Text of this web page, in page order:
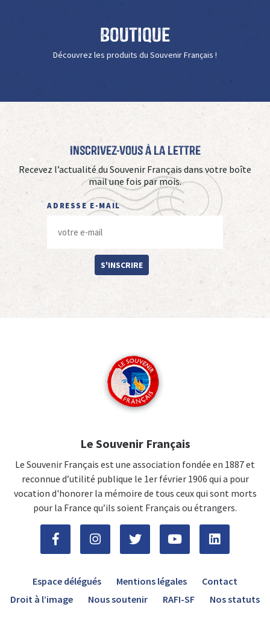
Boutique
Découvrez les produits du Souvenir Français !
Inscrivez-vous à La Lettre
Recevez l’actualité du Souvenir Français dans votre boîte
mail une fois par mois.
ADRESSE E-MAIL
S'INSCRIRE
Le Souvenir Français
Le Souvenir Français est une association fondée en 1887 et
reconnue d’utilité publique le 1er février 1906 qui a pour
vocation d'honorer la mémoire de tous ceux qui sont morts
pour la France qu’ils soient Français ou étrangers.
Espace délégués Mentions légales
Contact
Droit à l’image
Nous soutenir RAFI-SF Nos statuts